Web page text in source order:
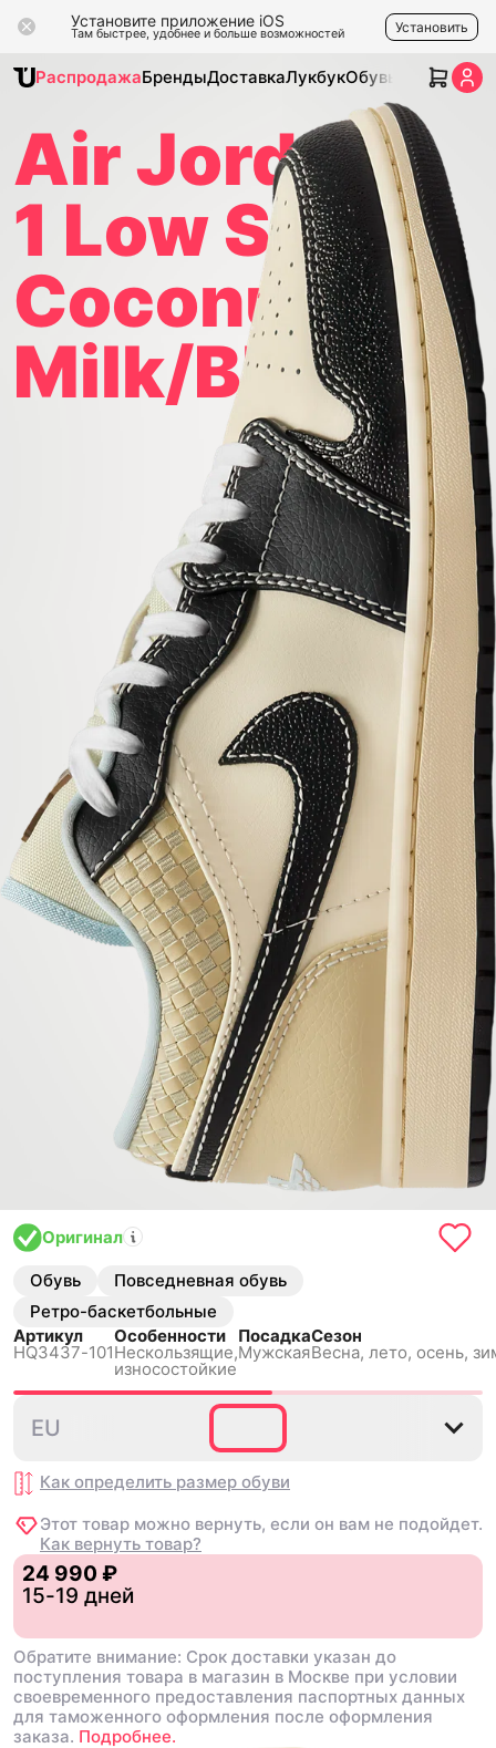
Установите приложение iOS
Там быстрее, удобнее и больше возможностей Установить
РаспродажаБрендыДоставкаЛукбукОбувь Одежда
Air Jordan
1 Low SE
Coconut
Milk/Black
Оригинал
Обувь
Повседневная обувь
Ретро-баскетбольные
Артикул
HQ3437-101
Особенности
Нескользящиe,
износостойкие
Посадка
Мужская
Сезон
Весна, лето, осень,
42.5
EU
Как определить размер обуви
Этот товар можно вернуть, если он вам не подойдет.
Как вернуть товар?
24 990 ₽
15-19 дней
Обратите внимание: Срок доставки указан до
поступления товара в магазин в Москве при условии
своевременного предоставления паспортных данных
для таможенного оформления после оформления
заказа. Подробнее.